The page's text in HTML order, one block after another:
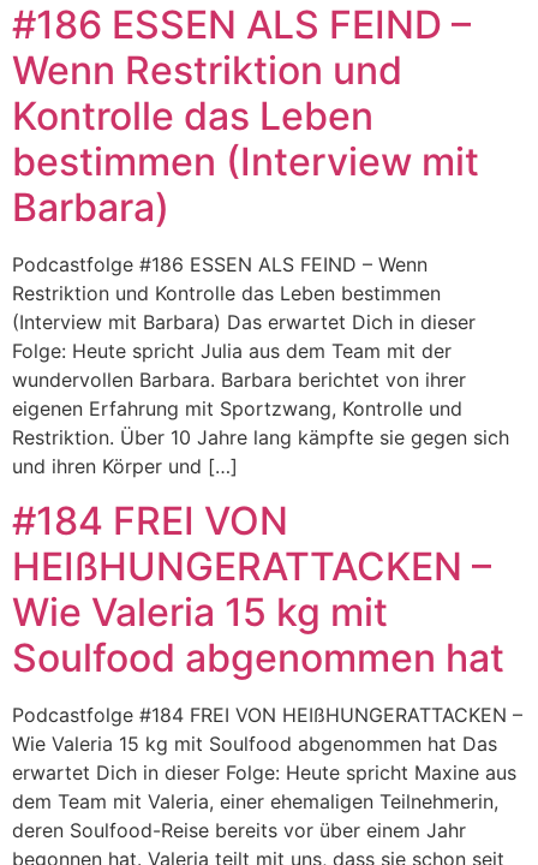
#186 ESSEN ALS FEIND –
Wenn Restriktion und
Kontrolle das Leben
bestimmen (Interview mit
Barbara)
Podcastfolge #186 ESSEN ALS FEIND – Wenn
Restriktion und Kontrolle das Leben bestimmen
(Interview mit Barbara) Das erwartet Dich in dieser
Folge: Heute spricht Julia aus dem Team mit der
wundervollen Barbara. Barbara berichtet von ihrer
eigenen Erfahrung mit Sportzwang, Kontrolle und
Restriktion. Über 10 Jahre lang kämpfte sie gegen sich
und ihren Körper und […]
#184 FREI VON
HEIßHUNGERATTACKEN –
Wie Valeria 15 kg mit
Soulfood abgenommen hat
Podcastfolge #184 FREI VON HEIßHUNGERATTACKEN –
Wie Valeria 15 kg mit Soulfood abgenommen hat Das
erwartet Dich in dieser Folge: Heute spricht Maxine aus
dem Team mit Valeria, einer ehemaligen Teilnehmerin,
deren Soulfood-Reise bereits vor über einem Jahr
begonnen hat. Valeria teilt mit uns, dass sie schon seit